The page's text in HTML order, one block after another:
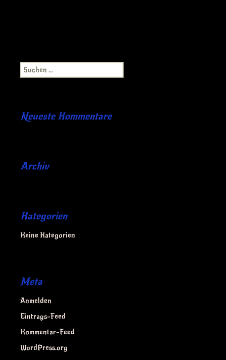
Suchen
nach:
Neueste Kommentare
Archiv
Kategorien
Keine Kategorien
Meta
Anmelden
Eintrags-Feed
Kommentar-Feed
WordPress.org